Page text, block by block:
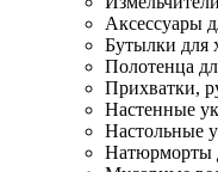
Аксессуары
Бутылки для
Полотенца
Прихватки,
Настенные
Настольные
Натюрморты